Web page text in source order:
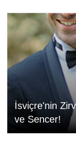
İsviçre'nin
ve Sencer!